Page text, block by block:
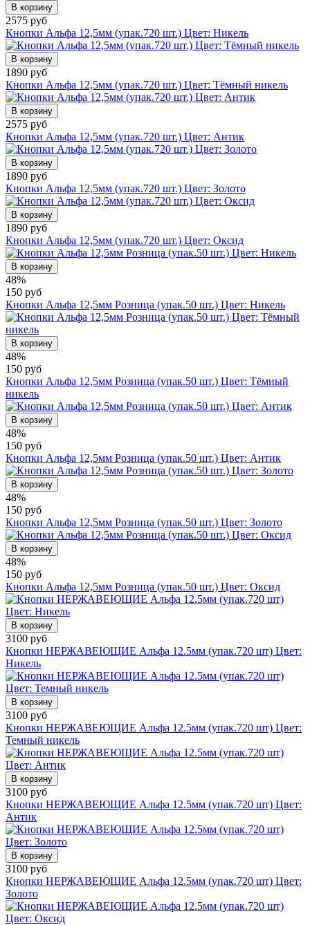
В корзину
2575 руб
Кнопки Альфа 12,5мм (упак.720 шт.) Цвет: Никель
В корзину
1890 руб
Кнопки Альфа 12,5мм (упак.720 шт.) Цвет: Тёмный никель
В корзину
2575 руб
Кнопки Альфа 12,5мм (упак.720 шт.) Цвет: Антик
В корзину
1890 руб
Кнопки Альфа 12,5мм (упак.720 шт.) Цвет: Золото
В корзину
1890 руб
Кнопки Альфа 12,5мм (упак.720 шт.) Цвет: Оксид
В корзину
48%
150 руб
Кнопки Альфа 12,5мм Розница (упак.50 шт.) Цвет: Никель
В корзину
48%
150 руб
Кнопки Альфа 12,5мм Розница (упак.50 шт.) Цвет: Тёмный
никель
В корзину
48%
150 руб
Кнопки Альфа 12,5мм Розница (упак.50 шт.) Цвет: Антик
В корзину
48%
150 руб
Кнопки Альфа 12,5мм Розница (упак.50 шт.) Цвет: Золото
В корзину
48%
150 руб
Кнопки Альфа 12,5мм Розница (упак.50 шт.) Цвет: Оксид
В корзину
3100 руб
Кнопки НЕРЖАВЕЮЩИЕ Альфа 12.5мм (упак.720 шт) Цвет:
Никель
В корзину
3100 руб
Кнопки НЕРЖАВЕЮЩИЕ Альфа 12.5мм (упак.720 шт) Цвет:
Темный никель
В корзину
3100 руб
Кнопки НЕРЖАВЕЮЩИЕ Альфа 12.5мм (упак.720 шт) Цвет:
Антик
В корзину
3100 руб
Кнопки НЕРЖАВЕЮЩИЕ Альфа 12.5мм (упак.720 шт) Цвет:
Золото